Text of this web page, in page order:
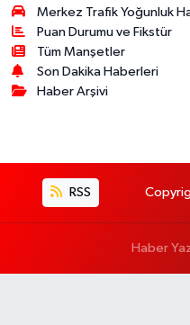
Merkez Trafik Yoğunluk
Puan Durumu ve Fikstür
Tüm Manşetler
Son Dakika Haberleri
Haber Arşivi
RSS
Haber